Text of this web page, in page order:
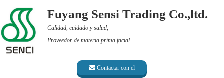
Fuyang Sensi Trading Co.,ltd.
Calidad, cuidado y salud,
Proveedor de materia prima facial
Contactar con el